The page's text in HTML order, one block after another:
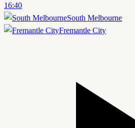
16:40
South Melbourne
Fremantle City